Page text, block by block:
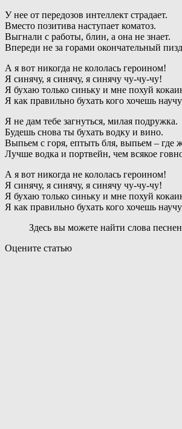
У нее от передозов интеллект страдает.
Вместо позитива наступает коматоз.
Выгнали с работы, блин, а она не знает.
Впереди не за горами окончательный
А я вот никогда не кололась героином!
Я синячу, я синячу, я синячу чу-чу-чу!
Я бухаю только синьку и мне похуй
Я как правильно бухать кого хочешь
Я не дам тебе загнуться, милая подружка.
Будешь снова ты бухать водку и вино.
Выпьем с горя, ептыть бля, выпьем – где
Лучше водка и портвейн, чем всякое
А я вот никогда не кололась героином!
Я синячу, я синячу, я синячу чу-чу-чу!
Я бухаю только синьку и мне похуй
Я как правильно бухать кого хочешь
Здесь вы можете найти слова
Оцените статью